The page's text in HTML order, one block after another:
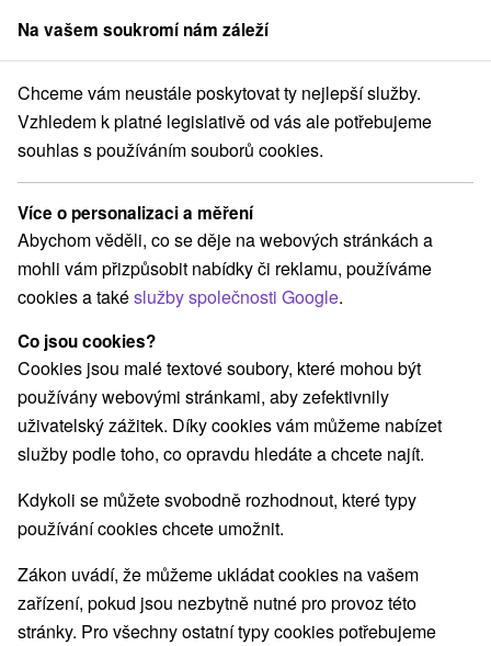
člen skupinySorger
Víkendové pobyty Východné Slovensko Prešovský kraj Lučivná
Víkendové pobyty Lučivná
Kategorie
Všechny kategorie
Pobyty v akci(1)
Wellness pobyty(1) Víkendové pobyty(2)
Pobyty pro seniory
Vyberte lokalitu nebo termín
Nejprodávanější
Obce a města
pro dva
Na vašem soukromí nám záleží
Chceme vám neustále poskytovat ty nejlepší služby.
Vzhledem k platné legislativě od vás ale potřebujeme
souhlas s používáním souborů cookies.
Více o personalizaci a měření
Abychom věděli, co se děje na webových stránkách a
mohli vám přizpůsobit nabídky či reklamu, používáme
cookies a takéslužby společnosti Google.
Co jsou cookies?
Cookies jsou malé textové soubory, které mohou být
používány webovými stránkami, aby zefektivnily
uživatelský zážitek. Díky cookies vám můžeme nabízet
služby podle toho, co opravdu hledáte a chcete najít.
Kdykoli se můžete svobodně rozhodnout, které typy
používání cookies chcete umožnit.
Zákon uvádí, že můžeme ukládat cookies na vašem
zařízení, pokud jsou nezbytně nutné pro provoz této
stránky. Pro všechny ostatní typy cookies potřebujeme